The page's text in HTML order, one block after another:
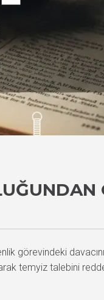
görevindeki
temyiz talebini